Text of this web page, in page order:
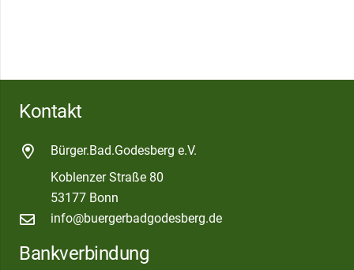
Kontakt
Bürger.Bad.Godesberg e.V.
Koblenzer Straße 80
53177 Bonn
info@buergerbadgodesberg.de
Bankverbindung